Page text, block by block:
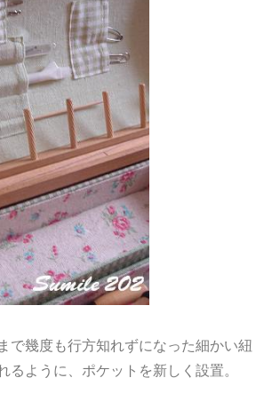
幾度も行方知れずになった細かい紐
るように、ポケットを新しく設置。